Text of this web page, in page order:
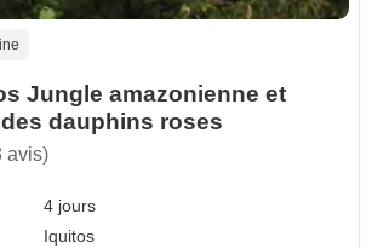
Jungle amazonienne et
dauphins roses
avis)
4 jours
Iquitos